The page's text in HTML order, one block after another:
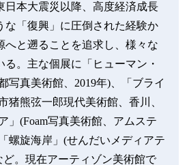
日本大震災以降、高度経済成長
な「復興」に圧倒された経験か
へと遡ることを追求し、様々な
。主な個展に「ヒューマン・
写真美術館、2019年)、「ブライ
猪熊弦一郎現代美術館、香川、
」(Foam写真美術館、アムステ
螺旋海岸」(せんだいメディアテ
ど。現在アーティゾン美術館で